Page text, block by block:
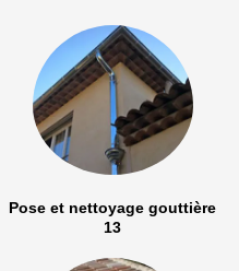
Pose et nettoyage gouttière
13